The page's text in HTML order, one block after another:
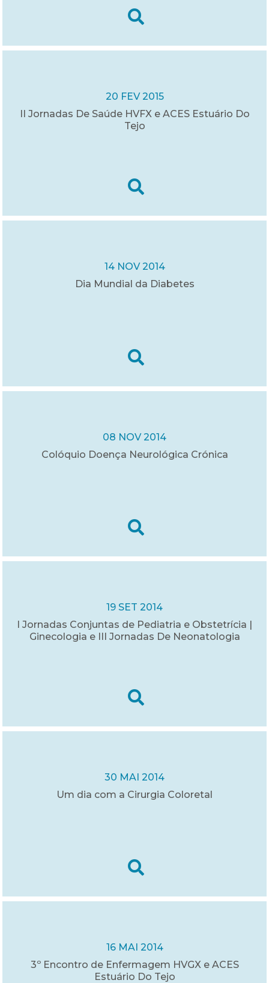
20 FEV 2015
II Jornadas De Saúde HVFX e ACES Estuário Do
Tejo
14 NOV 2014
Dia Mundial da Diabetes
08 NOV 2014
Colóquio Doença Neurológica Crónica
19 SET 2014
I Jornadas Conjuntas de Pediatria e Obstetrícia |
Ginecologia e III Jornadas De Neonatologia
30 MAI 2014
Um dia com a Cirurgia Coloretal
16 MAI 2014
3º Encontro de Enfermagem HVGX e ACES
Estuário Do Tejo